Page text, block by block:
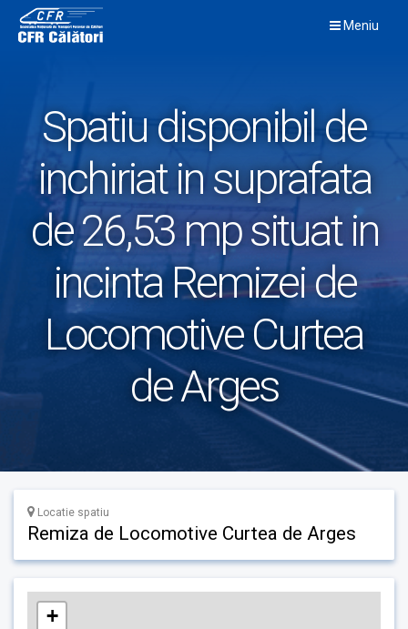
content
Meniu
Spatiu disponibil de
inchiriat in suprafata
de 26,53 mp situat in
incinta Remizei de
Locomotive Curtea
de Arges
Locatie spatiu
Remiza de Locomotive Curtea de Arges
+